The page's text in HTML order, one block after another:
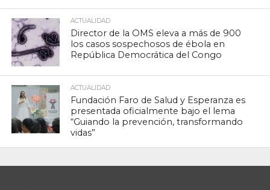
ACTUALIDAD
Director de la OMS eleva a más de 900
los casos sospechosos de ébola en
República Democrática del Congo
ACTUALIDAD
Fundación Faro de Salud y Esperanza es
presentada oficialmente bajo el lema
“Guiando la prevención, transformando
vidas”